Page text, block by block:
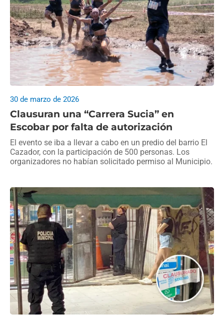
Clausuran una “Carrera Sucia” en
Escobar por falta de autorización
30 de marzo de 2026
El evento se iba a llevar a cabo en un predio del barrio El
Cazador, con la participación de 500 personas. Los
organizadores no habían solicitado permiso al Municipio.